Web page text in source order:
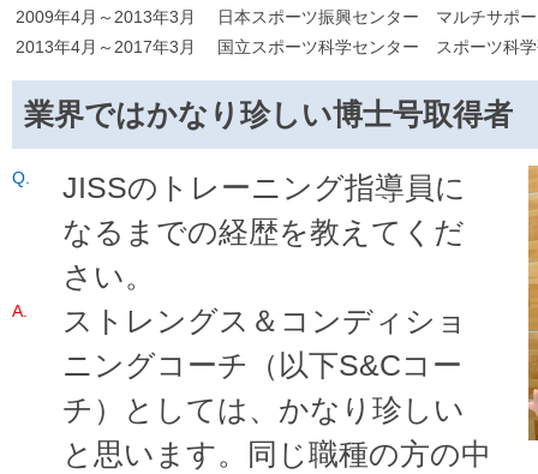
2009年4月～2013年3月
日本スポーツ振興センター マルチサポ
2013年4月～2017年3月
国立スポーツ科学センター スポーツ科
業界ではかなり珍しい博士号取得者
JISSのトレーニング指導員に
なるまでの経歴を教えてくだ
さい。
ストレングス＆コンディショ
ニングコーチ（以下S&Cコー
チ）としては、かなり珍しい
と思います。同じ職種の方の中